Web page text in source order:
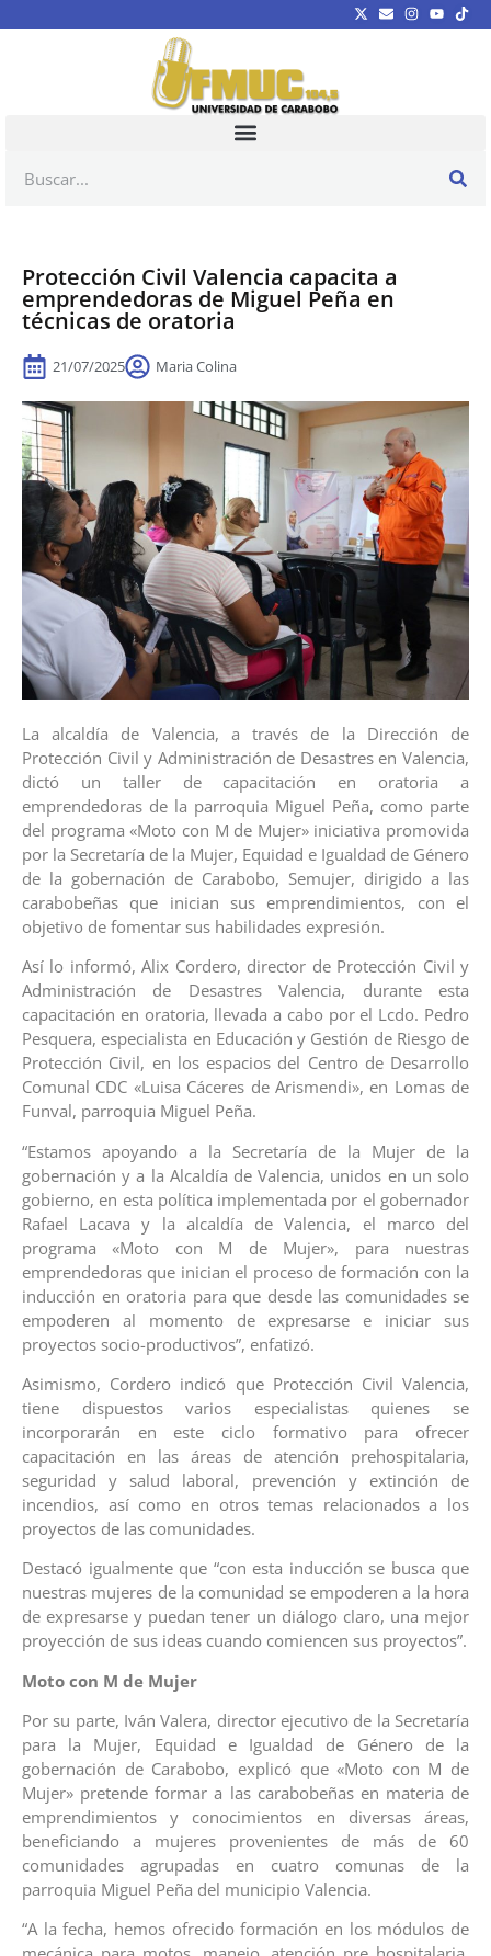
Protección Civil Valencia capacita a
emprendedoras de Miguel Peña en
técnicas de oratoria
21/07/2025 Maria Colina
La alcaldía de Valencia, a través de la Dirección de
Protección Civil y Administración de Desastres en Valencia,
dictó un taller de capacitación en oratoria a
emprendedoras de la parroquia Miguel Peña, como parte
del programa «Moto con M de Mujer» iniciativa promovida
por la Secretaría de la Mujer, Equidad e Igualdad de Género
de la gobernación de Carabobo, Semujer, dirigido a las
carabobeñas que inician sus emprendimientos, con el
objetivo de fomentar sus habilidades expresión.
Así lo informó, Alix Cordero, director de Protección Civil y
Administración de Desastres Valencia, durante esta
capacitación en oratoria, llevada a cabo por el Lcdo. Pedro
Pesquera, especialista en Educación y Gestión de Riesgo de
Protección Civil, en los espacios del Centro de Desarrollo
Comunal CDC «Luisa Cáceres de Arismendi», en Lomas de
Funval, parroquia Miguel Peña.
“Estamos apoyando a la Secretaría de la Mujer de la
gobernación y a la Alcaldía de Valencia, unidos en un solo
gobierno, en esta política implementada por el gobernador
Rafael Lacava y la alcaldía de Valencia, el marco del
programa «Moto con M de Mujer», para nuestras
emprendedoras que inician el proceso de formación con la
inducción en oratoria para que desde las comunidades se
empoderen al momento de expresarse e iniciar sus
proyectos socio-productivos”, enfatizó.
Asimismo, Cordero indicó que Protección Civil Valencia,
tiene dispuestos varios especialistas quienes se
incorporarán en este ciclo formativo para ofrecer
capacitación en las áreas de atención prehospitalaria,
seguridad y salud laboral, prevención y extinción de
incendios, así como en otros temas relacionados a los
proyectos de las comunidades.
Destacó igualmente que “con esta inducción se busca que
nuestras mujeres de la comunidad se empoderen a la hora
de expresarse y puedan tener un diálogo claro, una mejor
proyección de sus ideas cuando comiencen sus proyectos”.
Moto con M de Mujer
Por su parte, Iván Valera, director ejecutivo de la Secretaría
para la Mujer, Equidad e Igualdad de Género de la
gobernación de Carabobo, explicó que «Moto con M de
Mujer» pretende formar a las carabobeñas en materia de
emprendimientos y conocimientos en diversas áreas,
beneficiando a mujeres provenientes de más de 60
comunidades agrupadas en cuatro comunas de la
parroquia Miguel Peña del municipio Valencia.
“A la fecha, hemos ofrecido formación en los módulos de